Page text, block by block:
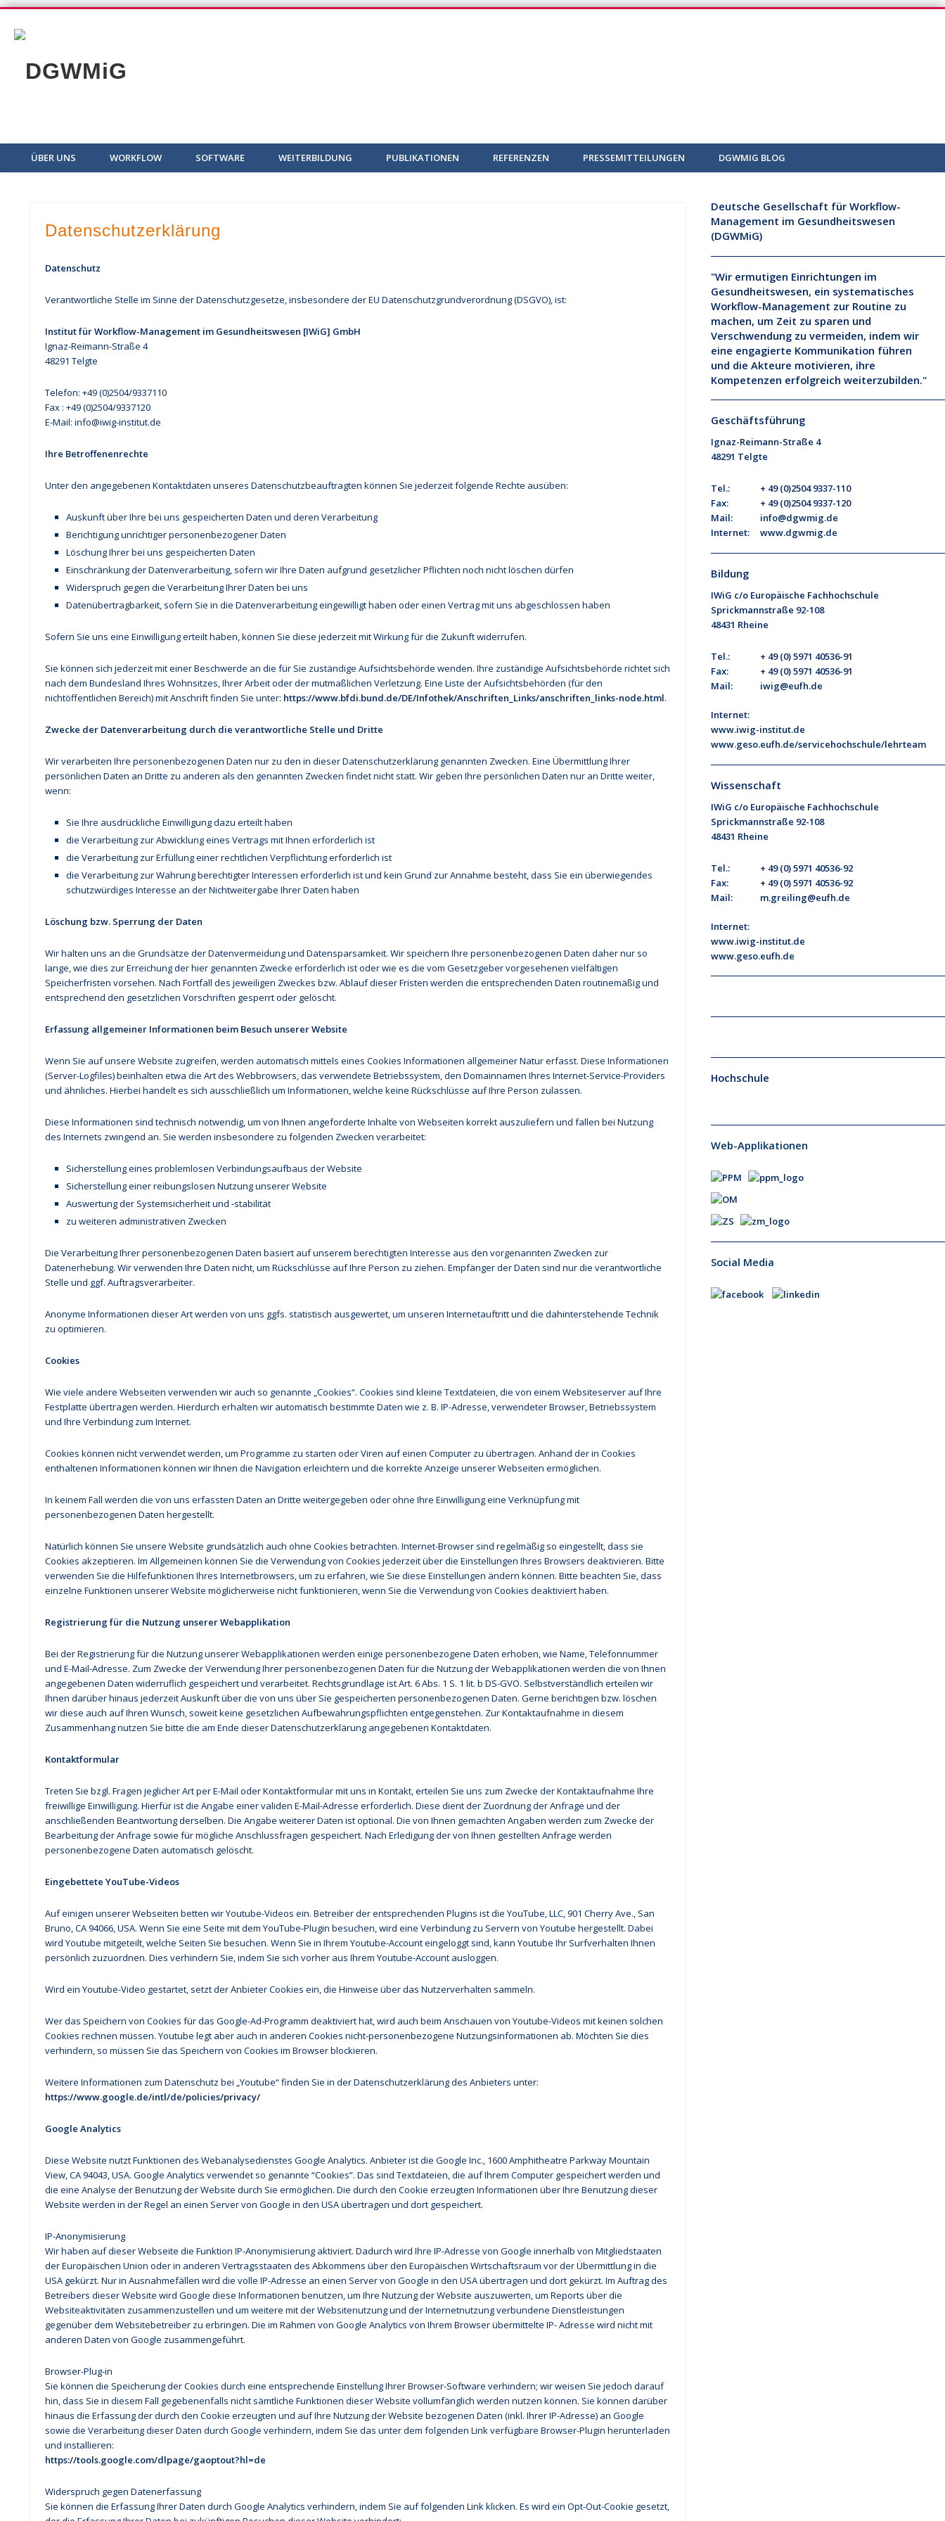
ÜBER UNS WORKFLOW SOFTWARE WEITERBILDUNG PUBLIKATIONEN REFERENZEN PRESSEMITTEILUNGEN DGWMIG BLOG
Datenschutzerklärung
Datenschutz
Verantwortliche Stelle im Sinne der Datenschutzgesetze, insbesondere der EU Datenschutzgrundverordnung (DSGVO), ist:
Institut für Workflow-Management im Gesundheitswesen [IWiG] GmbH
Ignaz-Reimann-Straße 4
48291 Telgte
Telefon: +49 (0)2504/9337110
Fax : +49 (0)2504/9337120
E-Mail: info@iwig-institut.de
Ihre Betroffenenrechte
Unter den angegebenen Kontaktdaten unseres Datenschutzbeauftragten können Sie jederzeit folgende Rechte ausüben:
Auskunft über Ihre bei uns gespeicherten Daten und deren Verarbeitung
Berichtigung unrichtiger personenbezogener Daten
Löschung Ihrer bei uns gespeicherten Daten
Einschränkung der Datenverarbeitung, sofern wir Ihre Daten aufgrund gesetzlicher Pflichten noch nicht löschen dürfen
Widerspruch gegen die Verarbeitung Ihrer Daten bei uns
Datenübertragbarkeit, sofern Sie in die Datenverarbeitung eingewilligt haben oder einen Vertrag mit uns abgeschlossen haben
Sofern Sie uns eine Einwilligung erteilt haben, können Sie diese jederzeit mit Wirkung für die Zukunft widerrufen.
Sie können sich jederzeit mit einer Beschwerde an die für Sie zuständige Aufsichtsbehörde wenden. Ihre zuständige Aufsichtsbehörde richtet sich
nach dem Bundesland Ihres Wohnsitzes, Ihrer Arbeit oder der mutmaßlichen Verletzung. Eine Liste der Aufsichtsbehörden (für den
nichtöffentlichen Bereich) mit Anschrift finden Sie unter: https://www.bfdi.bund.de/DE/Infothek/Anschriften_Links/anschriften_links-node.html.
Zwecke der Datenverarbeitung durch die verantwortliche Stelle und Dritte
Wir verarbeiten Ihre personenbezogenen Daten nur zu den in dieser Datenschutzerklärung genannten Zwecken. Eine Übermittlung Ihrer
persönlichen Daten an Dritte zu anderen als den genannten Zwecken findet nicht statt. Wir geben Ihre persönlichen Daten nur an Dritte weiter,
wenn:
Sie Ihre ausdrückliche Einwilligung dazu erteilt haben
die Verarbeitung zur Abwicklung eines Vertrags mit Ihnen erforderlich ist
die Verarbeitung zur Erfüllung einer rechtlichen Verpflichtung erforderlich ist
die Verarbeitung zur Wahrung berechtigter Interessen erforderlich ist und kein Grund zur Annahme besteht, dass Sie ein überwiegendes
schutzwürdiges Interesse an der Nichtweitergabe Ihrer Daten haben
Löschung bzw. Sperrung der Daten
Wir halten uns an die Grundsätze der Datenvermeidung und Datensparsamkeit. Wir speichern Ihre personenbezogenen Daten daher nur so
lange, wie dies zur Erreichung der hier genannten Zwecke erforderlich ist oder wie es die vom Gesetzgeber vorgesehenen vielfältigen
Speicherfristen vorsehen. Nach Fortfall des jeweiligen Zweckes bzw. Ablauf dieser Fristen werden die entsprechenden Daten routinemäßig und
entsprechend den gesetzlichen Vorschriften gesperrt oder gelöscht.
Erfassung allgemeiner Informationen beim Besuch unserer Website
Wenn Sie auf unsere Website zugreifen, werden automatisch mittels eines Cookies Informationen allgemeiner Natur erfasst. Diese Informationen
(Server-Logfiles) beinhalten etwa die Art des Webbrowsers, das verwendete Betriebssystem, den Domainnamen Ihres Internet-Service-Providers
und ähnliches. Hierbei handelt es sich ausschließlich um Informationen, welche keine Rückschlüsse auf Ihre Person zulassen.
Diese Informationen sind technisch notwendig, um von Ihnen angeforderte Inhalte von Webseiten korrekt auszuliefern und fallen bei Nutzung
des Internets zwingend an. Sie werden insbesondere zu folgenden Zwecken verarbeitet:
Sicherstellung eines problemlosen Verbindungsaufbaus der Website
Sicherstellung einer reibungslosen Nutzung unserer Website
Auswertung der Systemsicherheit und -stabilität
zu weiteren administrativen Zwecken
Die Verarbeitung Ihrer personenbezogenen Daten basiert auf unserem berechtigten Interesse aus den vorgenannten Zwecken zur
Datenerhebung. Wir verwenden Ihre Daten nicht, um Rückschlüsse auf Ihre Person zu ziehen. Empfänger der Daten sind nur die verantwortliche
Stelle und ggf. Auftragsverarbeiter.
Anonyme Informationen dieser Art werden von uns ggfs. statistisch ausgewertet, um unseren Internetauftritt und die dahinterstehende Technik
zu optimieren.
Cookies
Wie viele andere Webseiten verwenden wir auch so genannte „Cookies“. Cookies sind kleine Textdateien, die von einem Websiteserver auf Ihre
Festplatte übertragen werden. Hierdurch erhalten wir automatisch bestimmte Daten wie z. B. IP-Adresse, verwendeter Browser, Betriebssystem
und Ihre Verbindung zum Internet.
Cookies können nicht verwendet werden, um Programme zu starten oder Viren auf einen Computer zu übertragen. Anhand der in Cookies
enthaltenen Informationen können wir Ihnen die Navigation erleichtern und die korrekte Anzeige unserer Webseiten ermöglichen.
In keinem Fall werden die von uns erfassten Daten an Dritte weitergegeben oder ohne Ihre Einwilligung eine Verknüpfung mit
personenbezogenen Daten hergestellt.
Natürlich können Sie unsere Website grundsätzlich auch ohne Cookies betrachten. Internet-Browser sind regelmäßig so eingestellt, dass sie
Cookies akzeptieren. Im Allgemeinen können Sie die Verwendung von Cookies jederzeit über die Einstellungen Ihres Browsers deaktivieren. Bitte
verwenden Sie die Hilfefunktionen Ihres Internetbrowsers, um zu erfahren, wie Sie diese Einstellungen ändern können. Bitte beachten Sie, dass
einzelne Funktionen unserer Website möglicherweise nicht funktionieren, wenn Sie die Verwendung von Cookies deaktiviert haben.
Registrierung für die Nutzung unserer Webapplikation
Bei der Registrierung für die Nutzung unserer Webapplikationen werden einige personenbezogene Daten erhoben, wie Name, Telefonnummer
und E-Mail-Adresse. Zum Zwecke der Verwendung Ihrer personenbezogenen Daten für die Nutzung der Webapplikationen werden die von Ihnen
angegebenen Daten widerruflich gespeichert und verarbeitet. Rechtsgrundlage ist Art. 6 Abs. 1 S. 1 lit. b DS-GVO. Selbstverständlich erteilen wir
Ihnen darüber hinaus jederzeit Auskunft über die von uns über Sie gespeicherten personenbezogenen Daten. Gerne berichtigen bzw. löschen
wir diese auch auf Ihren Wunsch, soweit keine gesetzlichen Aufbewahrungspflichten entgegenstehen. Zur Kontaktaufnahme in diesem
Zusammenhang nutzen Sie bitte die am Ende dieser Datenschutzerklärung angegebenen Kontaktdaten.
Kontaktformular
Treten Sie bzgl. Fragen jeglicher Art per E-Mail oder Kontaktformular mit uns in Kontakt, erteilen Sie uns zum Zwecke der Kontaktaufnahme Ihre
freiwillige Einwilligung. Hierfür ist die Angabe einer validen E-Mail-Adresse erforderlich. Diese dient der Zuordnung der Anfrage und der
anschließenden Beantwortung derselben. Die Angabe weiterer Daten ist optional. Die von Ihnen gemachten Angaben werden zum Zwecke der
Bearbeitung der Anfrage sowie für mögliche Anschlussfragen gespeichert. Nach Erledigung der von Ihnen gestellten Anfrage werden
personenbezogene Daten automatisch gelöscht.
Eingebettete YouTube-Videos
Auf einigen unserer Webseiten betten wir Youtube-Videos ein. Betreiber der entsprechenden Plugins ist die YouTube, LLC, 901 Cherry Ave., San
Bruno, CA 94066, USA. Wenn Sie eine Seite mit dem YouTube-Plugin besuchen, wird eine Verbindung zu Servern von Youtube hergestellt. Dabei
wird Youtube mitgeteilt, welche Seiten Sie besuchen. Wenn Sie in Ihrem Youtube-Account eingeloggt sind, kann Youtube Ihr Surfverhalten Ihnen
persönlich zuzuordnen. Dies verhindern Sie, indem Sie sich vorher aus Ihrem Youtube-Account ausloggen.
Wird ein Youtube-Video gestartet, setzt der Anbieter Cookies ein, die Hinweise über das Nutzerverhalten sammeln.
Wer das Speichern von Cookies für das Google-Ad-Programm deaktiviert hat, wird auch beim Anschauen von Youtube-Videos mit keinen solchen
Cookies rechnen müssen. Youtube legt aber auch in anderen Cookies nicht-personenbezogene Nutzungsinformationen ab. Möchten Sie dies
verhindern, so müssen Sie das Speichern von Cookies im Browser blockieren.
Weitere Informationen zum Datenschutz bei „Youtube“ finden Sie in der Datenschutzerklärung des Anbieters unter:
https://www.google.de/intl/de/policies/privacy/
Google Analytics
Diese Website nutzt Funktionen des Webanalysedienstes Google Analytics. Anbieter ist die Google Inc., 1600 Amphitheatre Parkway Mountain
View, CA 94043, USA. Google Analytics verwendet so genannte “Cookies”. Das sind Textdateien, die auf Ihrem Computer gespeichert werden und
die eine Analyse der Benutzung der Website durch Sie ermöglichen. Die durch den Cookie erzeugten Informationen über Ihre Benutzung dieser
Website werden in der Regel an einen Server von Google in den USA übertragen und dort gespeichert.
IP-Anonymisierung
Wir haben auf dieser Webseite die Funktion IP-Anonymisierung aktiviert. Dadurch wird Ihre IP-Adresse von Google innerhalb von Mitgliedstaaten
der Europäischen Union oder in anderen Vertragsstaaten des Abkommens über den Europäischen Wirtschaftsraum vor der Übermittlung in die
USA gekürzt. Nur in Ausnahmefällen wird die volle IP-Adresse an einen Server von Google in den USA übertragen und dort gekürzt. Im Auftrag des
Betreibers dieser Website wird Google diese Informationen benutzen, um Ihre Nutzung der Website auszuwerten, um Reports über die
Websiteaktivitäten zusammenzustellen und um weitere mit der Websitenutzung und der Internetnutzung verbundene Dienstleistungen
gegenüber dem Websitebetreiber zu erbringen. Die im Rahmen von Google Analytics von Ihrem Browser übermittelte IP- Adresse wird nicht mit
anderen Daten von Google zusammengeführt.
Browser-Plug-in
Sie können die Speicherung der Cookies durch eine entsprechende Einstellung Ihrer Browser-Software verhindern; wir weisen Sie jedoch darauf
hin, dass Sie in diesem Fall gegebenenfalls nicht sämtliche Funktionen dieser Website vollumfänglich werden nutzen können. Sie können darüber
hinaus die Erfassung der durch den Cookie erzeugten und auf Ihre Nutzung der Website bezogenen Daten (inkl. Ihrer IP-Adresse) an Google
sowie die Verarbeitung dieser Daten durch Google verhindern, indem Sie das unter dem folgenden Link verfügbare Browser-Plugin herunterladen
und installieren:
https://tools.google.com/dlpage/gaoptout?hl=de
Widerspruch gegen Datenerfassung
Sie können die Erfassung Ihrer Daten durch Google Analytics verhindern, indem Sie auf folgenden Link klicken. Es wird ein Opt-Out-Cookie gesetzt,
Deutsche Gesellschaft für Workflow-
Management im Gesundheitswesen
(DGWMiG)
"Wir ermutigen Einrichtungen im
Gesundheitswesen, ein systematisches
Workflow-Management zur Routine zu
machen, um Zeit zu sparen und
Verschwendung zu vermeiden, indem wir
eine engagierte Kommunikation führen
und die Akteure motivieren, ihre
Kompetenzen erfolgreich weiterzubilden."
Geschäftsführung
Ignaz-Reimann-Straße 4
48291 Telgte
Tel.:
+ 49 (0)2504 9337-110
Fax:
+ 49 (0)2504 9337-120
Mail:
info@dgwmig.de
Internet:
www.dgwmig.de
Bildung
IWiG c/o Europäische Fachhochschule
Sprickmannstraße 92-108
48431 Rheine
Tel.:
+ 49 (0) 5971 40536-91
Fax:
+ 49 (0) 5971 40536-91
Mail:
iwig@eufh.de
Internet:
www.iwig-institut.de
www.geso.eufh.de/servicehochschule/lehrteam
Wissenschaft
IWiG c/o Europäische Fachhochschule
Sprickmannstraße 92-108
48431 Rheine
Tel.:
+ 49 (0) 5971 40536-92
Fax:
+ 49 (0) 5971 40536-92
Mail:
m.greiling@eufh.de
Internet:
www.iwig-institut.de
www.geso.eufh.de
Hochschule
Web-Applikationen
Social Media